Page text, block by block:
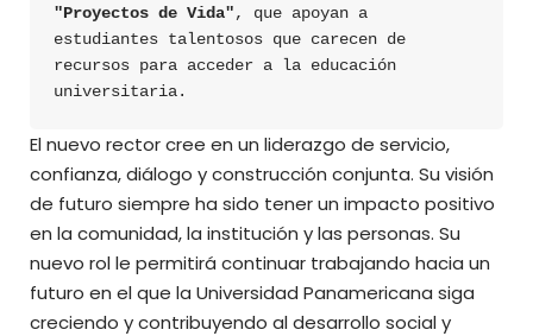
"Proyectos de Vida" , que apoyan a
estudiantes talentosos que carecen de
recursos para acceder a la educación
universitaria.
El nuevo rector cree en un liderazgo de servicio,
confianza, diálogo y construcción conjunta. Su visión
de futuro siempre ha sido tener un impacto positivo
en la comunidad, la institución y las personas. Su
nuevo rol le permitirá continuar trabajando hacia un
futuro en el que la Universidad Panamericana siga
creciendo y contribuyendo al desarrollo social y